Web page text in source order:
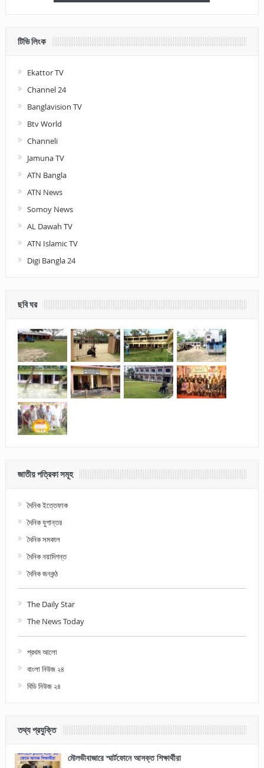
টিভি লিংক
Ekattor TV
Channel 24
Banglavision TV
Btv World
Channeli
Jamuna TV
ATN Bangla
ATN News
Somoy News
AL Dawah TV
ATN Islamic TV
Digi Bangla 24
ছবি ঘর
জাতীয় পত্রিকা সমূহ
দৈনিক ইত্তেফাক
দৈনিক যুগান্তর
দৈনিক সমকাল
দৈনিক নয়াদিগন্ত
দৈনিক জনকন্ঠ
The Daily Star
The News Today
প্রথম আলো
বাংলা নিউজ ২৪
বিডি নিউজ ২৪
তথ্য প্রযুক্তি
মৌলভীবাজারে স্মার্টফোনে আসক্ত শিক্ষার্থীরা